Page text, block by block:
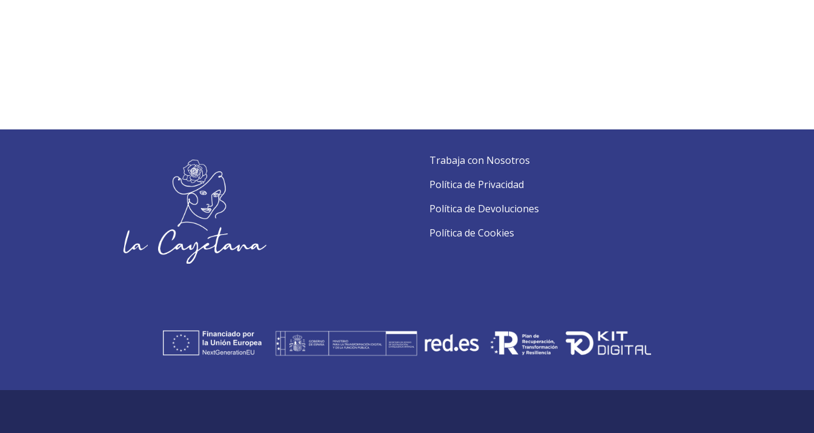
Trabaja con Nosotros
Política de Privacidad
Política de Devoluciones
Política de Cookies